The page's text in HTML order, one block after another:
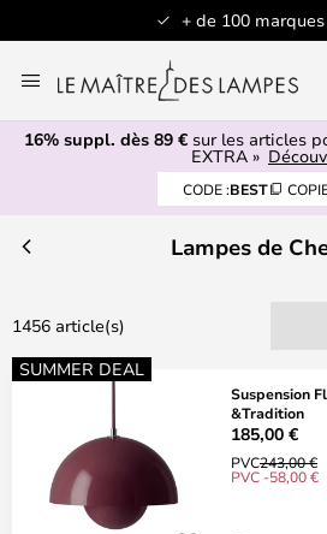
Articles en stock
au
contenu
16% suppl. dès 89 € sur les articles
EXTRA »
CODE :BEST
Lampes de
1456 article(s)
SUMMER DEAL
Suspension
&Tradition
185,00 €
PVC243,00 €
PVC -58,00 €